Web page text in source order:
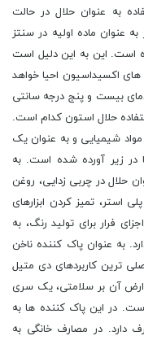
به عنوان حلال در حالت
عنوان ماده اولیه در سنتز
است. این به این دلیل است
های اکسیداسیون احیا خواهد
بیست و پنج درجه سانتی
حلال استون کدام است.
شیمیایی و به عنوان یک
در زیر آورده شده است. به
حلال در چربی زدایی، روغن
استر، تمیز کردن ابزارهای
فرار برای تولید رنگ، به
به عنوان پاک کننده ناخن
ترین کاربردهای دی متیل
آن بر سلامتی، یک سری
در این پاک کننده ها به
دارد. در مصارف خانگی به